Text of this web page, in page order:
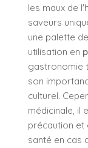
les maux de
saveurs
une palette
utilisation en
gastronomie
son
culturel.
médicinale, il
précaution et
santé en cas